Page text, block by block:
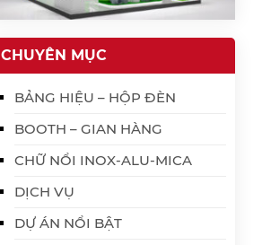
CHUYÊN MỤC
BẢNG HIỆU – HỘP ĐÈN
BOOTH – GIAN HÀNG
CHỮ NỔI INOX-ALU-MICA
DỊCH VỤ
DỰ ÁN NỔI BẬT